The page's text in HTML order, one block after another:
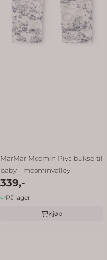
MarMar Moomin Piva bukse til
baby - moominvalley
339,-
På lager
Kjøp